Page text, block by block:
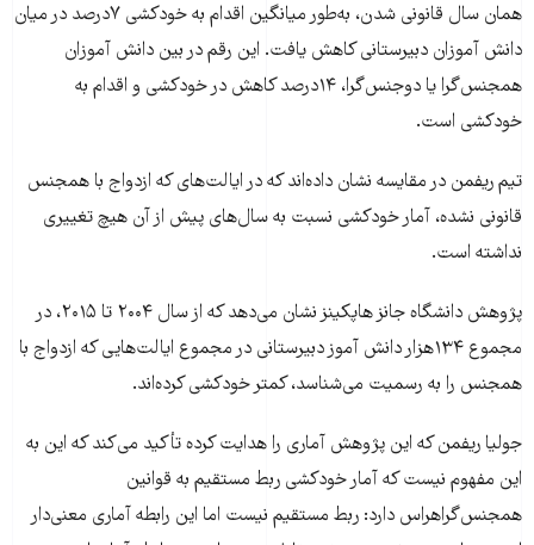
همان سال قانونی شدن، به‌طور میانگین اقدام به خودکشی ۷درصد در میان
دانش‌ آموزان دبیرستانی کاهش یافت. این رقم در بین دانش آموزان
همجنس‌گرا یا دوجنس‌گرا، ۱۴درصد کاهش در خودکشی و اقدام به
خودکشی است.
تیم ریفمن در مقایسه نشان داده‌اند که در ایالت‌های که ازدواج با همجنس
قانونی نشده، آمار خودکشی نسبت به سال‌های پیش از آن هیچ تغییری
نداشته است.
پژوهش دانشگاه جانز هاپکینز نشان می‌دهد که از سال ۲۰۰۴ تا ۲۰۱۵، در
مجموع ۱۳۴هزار دانش آموز دبیرستانی در مجموع ایالت‌هایی که ازدواج با
همجنس را به رسمیت می‌شناسد، کمتر خودکشی کرده‌اند.
جولیا ریفمن که این پژوهش آماری را هدایت کرده تأکید می‌کند که این به
این مفهوم نیست که آمار خودکشی ربط مستقیم به قوانین
همجنس‌گراهراس دارد: ربط مستقیم نیست اما این رابطه آماری معنی‌دار